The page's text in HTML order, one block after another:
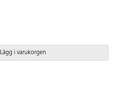
Lägg i varukorgen